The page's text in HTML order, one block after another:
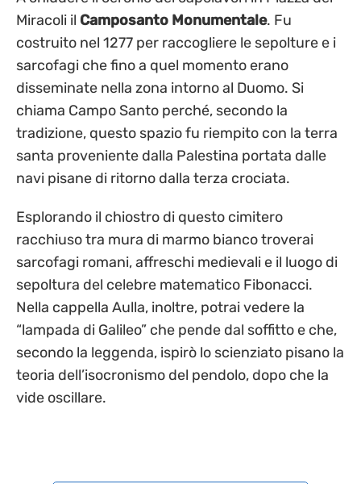
Miracoli il Camposanto Monumentale. Fu
costruito nel 1277 per raccogliere le sepolture e i
sarcofagi che fino a quel momento erano
disseminate nella zona intorno al Duomo. Si
chiama Campo Santo perché, secondo la
tradizione, questo spazio fu riempito con la terra
santa proveniente dalla Palestina portata dalle
navi pisane di ritorno dalla terza crociata.
Esplorando il chiostro di questo cimitero
racchiuso tra mura di marmo bianco troverai
sarcofagi romani, affreschi medievali e il luogo di
sepoltura del celebre matematico Fibonacci.
Nella cappella Aulla, inoltre, potrai vedere la
“lampada di Galileo” che pende dal soffitto e che,
secondo la leggenda, ispirò lo scienziato pisano la
teoria dell’isocronismo del pendolo, dopo che la
vide oscillare.